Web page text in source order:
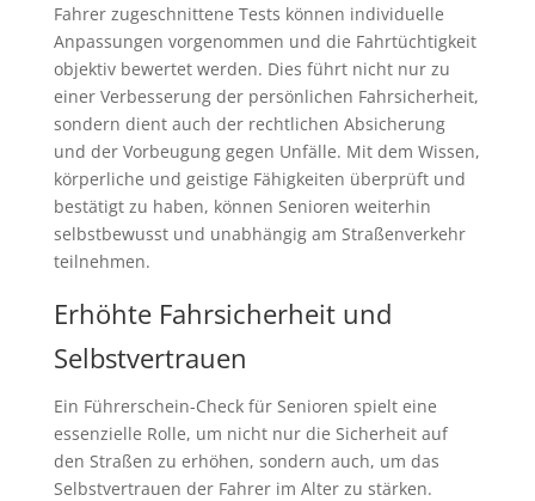
Fahrer zugeschnittene Tests können individuelle
Anpassungen vorgenommen und die Fahrtüchtigkeit
objektiv bewertet werden. Dies führt nicht nur zu
einer Verbesserung der persönlichen Fahrsicherheit,
sondern dient auch der rechtlichen Absicherung
und der Vorbeugung gegen Unfälle. Mit dem Wissen,
körperliche und geistige Fähigkeiten überprüft und
bestätigt zu haben, können Senioren weiterhin
selbstbewusst und unabhängig am Straßenverkehr
teilnehmen.
Erhöhte Fahrsicherheit und
Selbstvertrauen
Ein Führerschein-Check für Senioren spielt eine
essenzielle Rolle, um nicht nur die Sicherheit auf
den Straßen zu erhöhen, sondern auch, um das
Selbstvertrauen der Fahrer im Alter zu stärken.